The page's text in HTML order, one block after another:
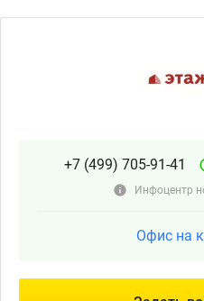
+7 (499) 705-91-41
Инфоцентр
Офис на